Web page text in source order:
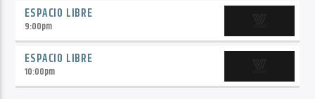
ESPACIO LIBRE
9:00pm
ESPACIO LIBRE
10:00pm